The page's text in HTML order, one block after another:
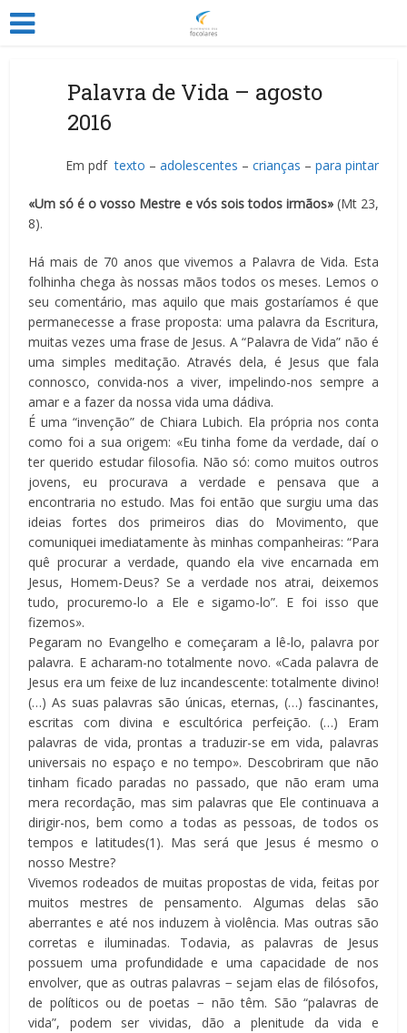
Palavra de Vida – agosto
2016
Em pdftexto – adolescentes – crianças – para pintar
«Um só é o vosso Mestre e vós sois todos irmãos»(Mt 23,
8).
Há mais de 70 anos que vivemos a Palavra de Vida. Esta
folhinha chega às nossas mãos todos os meses. Lemos o
seu comentário, mas aquilo que mais gostaríamos é que
permanecesse a frase proposta: uma palavra da Escritura,
muitas vezes uma frase de Jesus. A “Palavra de Vida” não é
uma simples meditação. Através dela, é Jesus que fala
connosco, convida-nos a viver, impelindo-nos sempre a
amar e a fazer da nossa vida uma dádiva.
É uma “invenção” de Chiara Lubich. Ela própria nos conta
como foi a sua origem: «Eu tinha fome da verdade, daí o
ter querido estudar filosofia. Não só: como muitos outros
jovens, eu procurava a verdade e pensava que a
encontraria no estudo. Mas foi então que surgiu uma das
ideias fortes dos primeiros dias do Movimento, que
comuniquei imediatamente às minhas companheiras: “Para
quê procurar a verdade, quando ela vive encarnada em
Jesus, Homem-Deus? Se a verdade nos atrai, deixemos
tudo, procuremo-lo a Ele e sigamo-lo”. E foi isso que
fizemos».
Pegaram no Evangelho e começaram a lê-lo, palavra por
palavra. E acharam-no totalmente novo. «Cada palavra de
Jesus era um feixe de luz incandescente: totalmente divino!
(…) As suas palavras são únicas, eternas, (…) fascinantes,
escritas com divina e escultórica perfeição. (…) Eram
palavras de vida, prontas a traduzir-se em vida, palavras
universais no espaço e no tempo». Descobriram que não
tinham ficado paradas no passado, que não eram uma
mera recordação, mas sim palavras que Ele continuava a
dirigir-nos, bem como a todas as pessoas, de todos os
tempos e latitudes(1). Mas será que Jesus é mesmo o
nosso Mestre?
Vivemos rodeados de muitas propostas de vida, feitas por
muitos mestres de pensamento. Algumas delas são
aberrantes e até nos induzem à violência. Mas outras são
corretas e iluminadas. Todavia, as palavras de Jesus
possuem uma profundidade e uma capacidade de nos
envolver, que as outras palavras − sejam elas de filósofos,
de políticos ou de poetas − não têm. São “palavras de
vida”, podem ser vividas, dão a plenitude da vida e